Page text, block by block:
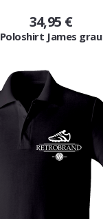
34,95 €
Poloshirt James grau